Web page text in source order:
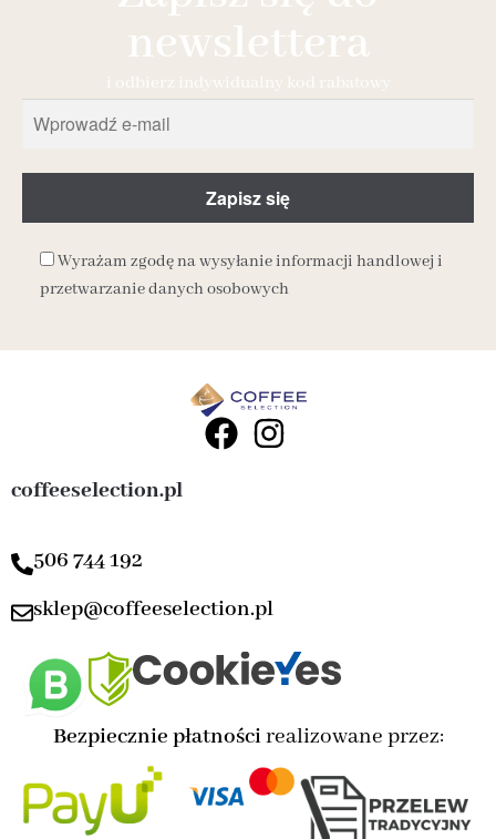
newslettera
i odbierz indywidualny kod rabatowy
Wyrażam zgodę na wysyłanie informacji handlowej i
przetwarzanie danych osobowych
coffeeselection.pl
506 744 192
sklep@coffeeselection.pl
Bezpiecznie płatnościrealizowane przez: